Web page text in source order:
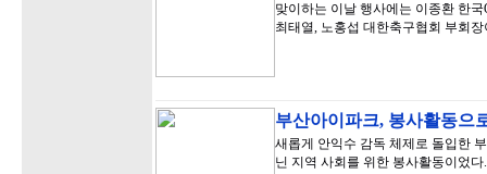
맞이하는 이날 행사에는 이종환 한
최태열, 노홍섭 대한축구협회 부회
부산아이파크, 봉사활동으
새롭게 안익수 감독 체제로 돌입한
닌 지역 사회를 위한 봉사활동이었